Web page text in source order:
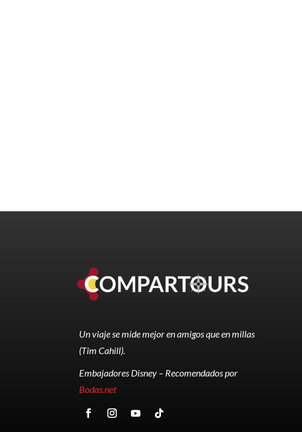
Un viaje se mide mejor en amigos que en millas
(Tim Cahill).
Embajadores Disney – Recomendados por
Bodas.net